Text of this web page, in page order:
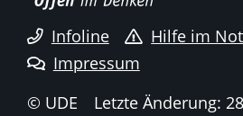
Infoline
Hilfe im
Impressum
© UDE
Letzte Änderung: